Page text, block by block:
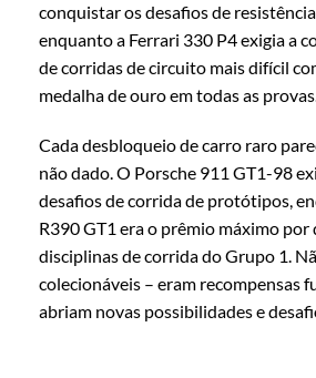
conquistar os desafios de
enquanto a Ferrari 330 P4 exigia a
de corridas de circuito mais difícil
medalha de ouro em todas as
Cada desbloqueio de carro raro
não dado. O Porsche 911 GT1-98
desafios de corrida de protótipos,
R390 GT1 era o prêmio máximo por
disciplinas de corrida do Grupo 1.
colecionáveis – eram recompensas
abriam novas possibilidades e